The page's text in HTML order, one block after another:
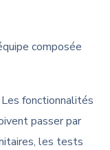
composée
fonctionnalités
passer par
les tests